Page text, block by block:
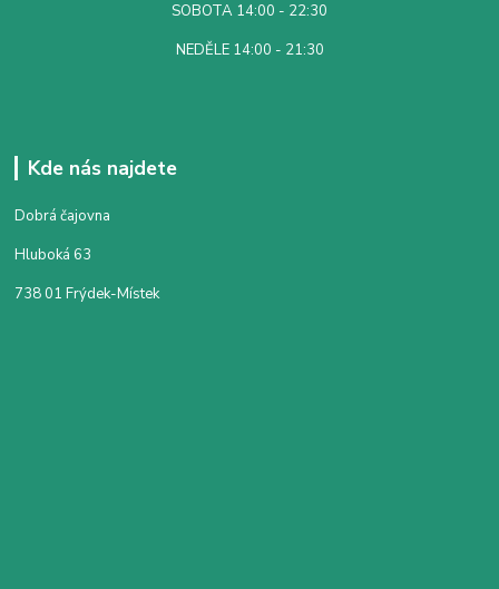
SOBOTA 14:00 - 22:30
NEDĚLE 14:00 - 21:30
Kde nás najdete
Dobrá čajovna
Hluboká 63
738 01 Frýdek-Místek